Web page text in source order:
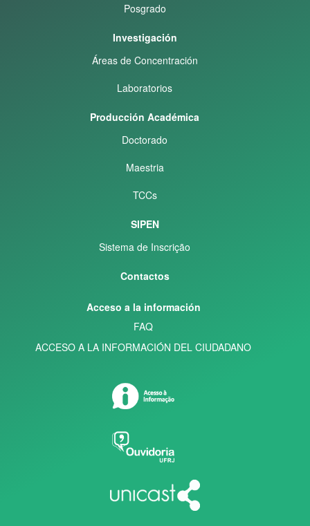
Posgrado
Investigación
Áreas de Concentración
Laboratorios
Producción Académica
Doctorado
Maestria
TCCs
SIPEN
Sistema de Inscrição
Contactos
Acceso a la información
FAQ
ACCESO A LA INFORMACIÓN DEL CIUDADANO